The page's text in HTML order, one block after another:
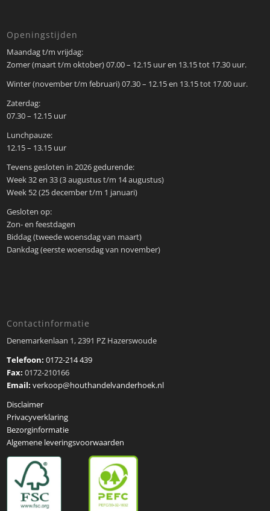
Openingstijden
Maandag t/m vrijdag:
Zomer (maart t/m oktober) 07.00 – 12.15 uur en 13.15 tot 17.30 uur.
Winter (november t/m februari) 07.30 – 12.15 en 13.15 tot 17.00 uur.
Zaterdag:
07.30 – 12.15 uur
Lunchpauze:
12.15 – 13.15 uur
Tevens gesloten in 2026 gedurende:
Week 32 en 33 (3 augustus t/m 14 augustus)
Week 52 (25 december t/m 1 januari)
Gesloten op:
Zon- en feestdagen
Biddag (tweede woensdag van maart)
Dankdag (eerste woensdag van november)
Contactinformatie
Denemarkenlaan 1, 2391 PZ Hazerswoude
Telefoon:0172-214 439
Fax:0172-210166
Email: verkoop@houthandelvanderhoek.nl
Disclaimer
Privacyverklaring
Bezorginformatie
Algemene leveringsvoorwaarden